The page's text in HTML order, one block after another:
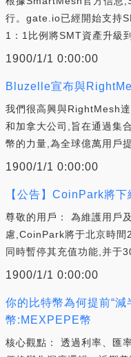
行。gate.io已經開始支持
1：1比例將SMT資產升級
1900/1/1 0:00:00
Bluzelle宣布與
我們很高興與RightMesh
和加拿大公司,旨在通過集
幣的力量,為全球億萬用戶
1900/1/1 0:00:00
【公告】CoinPark將
尊敬的用戶： 為維護用戶
慮,CoinPark將于北京時間
同時暫停其充值功能,并于
1900/1/1 0:00:00
你的比特幣為何提前“
幣:MEXPEPE幣
核心觀點： 透過利率、匯